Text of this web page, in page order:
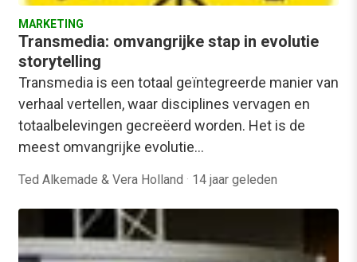
MARKETING
Transmedia: omvangrijke stap in evolutie
storytelling
Transmedia is een totaal geïntegreerde manier van
verhaal vertellen, waar disciplines vervagen en
totaalbelevingen gecreëerd worden. Het is de
meest omvangrijke evolutie…
Ted Alkemade & Vera Holland · 14 jaar geleden